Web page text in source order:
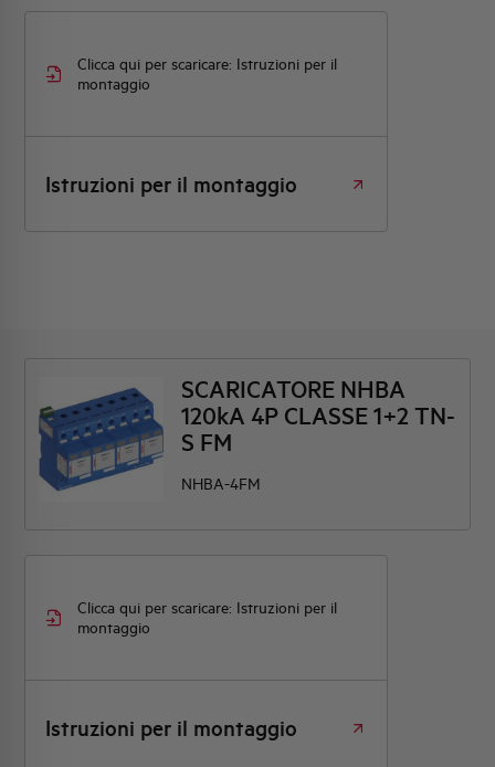
Clicca qui per scaricare: Istruzioni per il
montaggio
Istruzioni per il montaggio
SCARICATORE NHBA
120kA 4P CLASSE 1+2 TN-
S FM
NHBA-4FM
Clicca qui per scaricare: Istruzioni per il
montaggio
Istruzioni per il montaggio